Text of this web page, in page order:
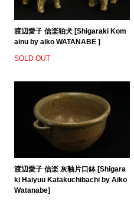
渡辺愛子 信楽狛犬 [Shigaraki Kom
ainu by aiko WATANABE ]
SOLD OUT
渡辺愛子 信楽 灰釉片口鉢 [Shigara
ki Haiyuu Katakuchibachi by Aiko
Watanabe]